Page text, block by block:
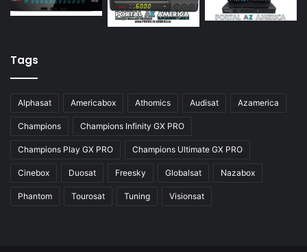
Azamerica Silver IPTV
Azbox Like
Azfox
Azgold
Azplus
Azsat
Tags
Alphasat Americabox Athomics Audisat Azamerica
Champions Champions Infinity GX PRO
Champions Play GX PRO Champions Ultimate GX PRO
Cinebox Duosat Freesky Globalsat Nazabox
Phantom Tourosat Tuning Visionsat